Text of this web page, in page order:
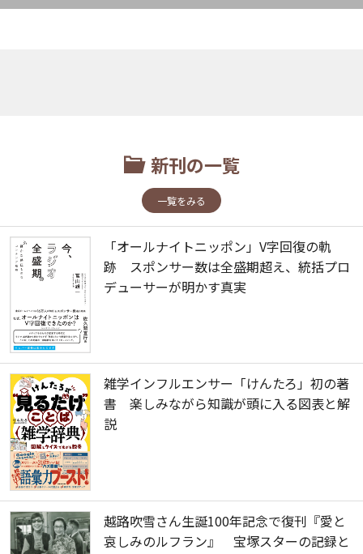
新刊の一覧
一覧をみる
「オールナイトニッポン」V字回復の軌
跡 スポンサー数は全盛期超え、統括プロ
デューサーが明かす真実
雑学インフルエンサー「けんたろ」初の著
書 楽しみながら知識が頭に入る図表と解
説
越路吹雪さん生誕100年記念で復刊『愛と
哀しみのルフラン』 宝塚スターの記録と